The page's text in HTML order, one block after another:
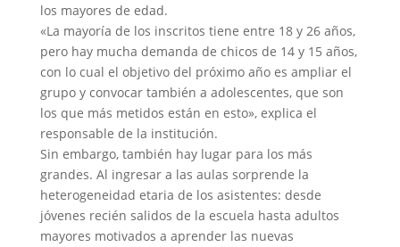
los mayores de edad.
«La mayoría de los inscritos tiene entre 18 y 26 años,
pero hay mucha demanda de chicos de 14 y 15 años,
con lo cual el objetivo del próximo año es ampliar el
grupo y convocar también a adolescentes, que son
los que más metidos están en esto», explica el
responsable de la institución.
Sin embargo, también hay lugar para los más
grandes. Al ingresar a las aulas sorprende la
heterogeneidad etaria de los asistentes: desde
jóvenes recién salidos de la escuela hasta adultos
mayores motivados a aprender las nuevas